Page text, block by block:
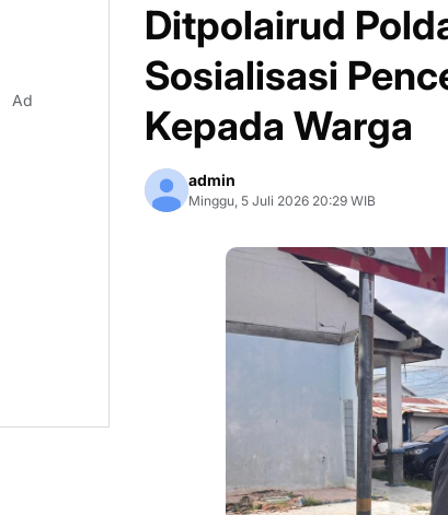
Ditpolairud
Sosialisasi
Kepada Warga
admin
Minggu, 5 Juli 2026 20:29 WIB
Ad